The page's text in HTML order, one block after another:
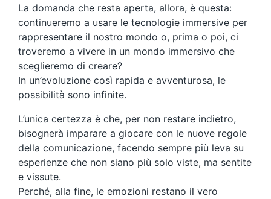
La domanda che resta aperta, allora, è questa:
continueremo a usare le tecnologie immersive per
rappresentare il nostro mondo o, prima o poi, ci
troveremo a vivere in un mondo immersivo che
sceglieremo di creare?
In un’evoluzione così rapida e avventurosa, le
possibilità sono infinite.
L’unica certezza è che, per non restare indietro,
bisognerà imparare a giocare con le nuove regole
della comunicazione, facendo sempre più leva su
esperienze che non siano più solo viste, ma sentite
e vissute.
Perché, alla fine, le emozioni restano il vero